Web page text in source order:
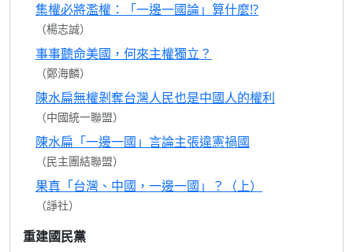
集權必將濫權：「一邊一國論」算什麼!?
（楊志誠）
事事聽命美國，何來主權獨立？
（鄭海麟）
陳水扁無權剝奪台灣人民也是中國人的權利
（中國統一聯盟）
陳水扁「一邊一國」言論主張違憲禍國
（民主團結聯盟）
果真「台灣、中國，一邊一國」？（上）
（諍社）
重建國民黨